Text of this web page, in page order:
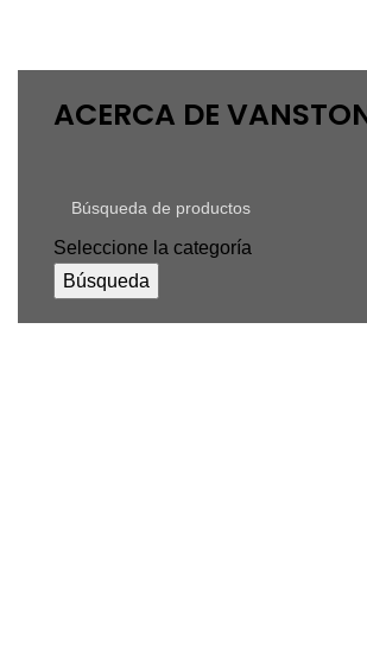
ACERCA DE
Seleccione la categoría
Búsqueda